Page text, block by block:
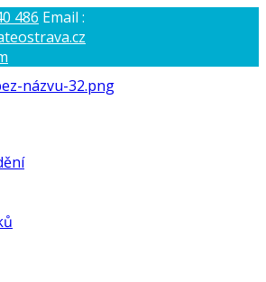
486 Email :
OSTRAVA
tradičního karate